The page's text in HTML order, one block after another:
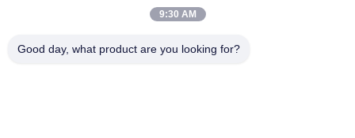
testowania
telefonów
9:30 AM
Good day, what product are you looking for?